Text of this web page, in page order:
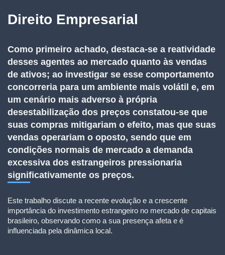
Direito Empresarial
Como primeiro achado, destaca-se a reatividade
desses agentes ao mercado quanto às vendas
de ativos; ao investigar se esse comportamento
concorreria para um ambiente mais volátil e, em
um cenário mais adverso à própria
desestabilização dos preços constatou-se que
suas compras mitigariam o efeito, mas que suas
vendas operariam o oposto, sendo que em
condições normais de mercado a demanda
excessiva dos estrangeiros pressionaria
significativamente os preços.
Este trabalho discute a recente evolução e a crescente
importância do investimento estrangeiro no mercado de capitais
brasileiro, observando como a sua presença afeta e é
influenciada pela dinâmica local.